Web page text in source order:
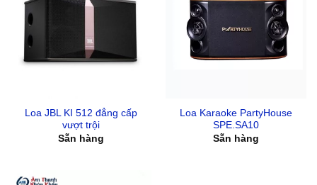
Loa JBL KI 512 đẳng cấp
vượt trội
Sẵn hàng
Loa Karaoke PartyHouse
SPE.SA10
Sẵn hàng